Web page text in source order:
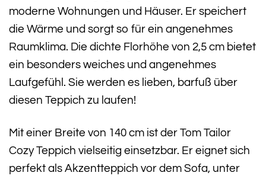
moderne Wohnungen und Häuser. Er speichert
die Wärme und sorgt so für ein angenehmes
Raumklima. Die dichte Florhöhe von 2,5 cm bietet
ein besonders weiches und angenehmes
Laufgefühl. Sie werden es lieben, barfuß über
diesen Teppich zu laufen!
Mit einer Breite von 140 cm ist der Tom Tailor
Cozy Teppich vielseitig einsetzbar. Er eignet sich
perfekt als Akzentteppich vor dem Sofa, unter